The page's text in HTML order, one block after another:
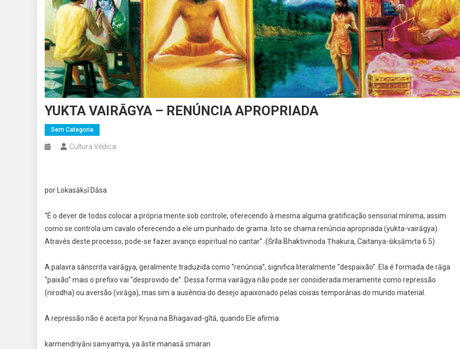
YUKTA VAIRĀGYA – RENÚNCIA APROPRIADA
Sem Categoria
Cultura Védica
por Lokasākṣī Dāsa
“É o dever de todos colocar a própria mente sob controle, oferecendo à mesma alguma gratificação sensorial mínima, assim
como se controla um cavalo oferecendo a ele um punhado de grama. Isto se chama renúncia apropriada (yukta-vairāgya).
Através deste processo, pode-se fazer avanço espiritual no cantar”. (Śrīla Bhaktivinoda Ṭhakura, Caitanya-śikṣāmṛta 6.5)
A palavra sânscrita vairāgya, geralmente traduzida como “renúncia”, significa literalmente “despaixão”. Ela é formada de rāga
“paixão” mais o prefixo vai “desprovido de”. Dessa forma vairāgya não pode ser considerada meramente como repressão
(nirodha) ou aversão (virāga), mas sim a ausência do desejo apaixonado pelas coisas temporárias do mundo material.
A repressão não é aceita por Kṛṣṇa na Bhagavad-gītā, quando Ele afirma:
karmendriyāṇi saṁyamya, ya āste manasā smaran